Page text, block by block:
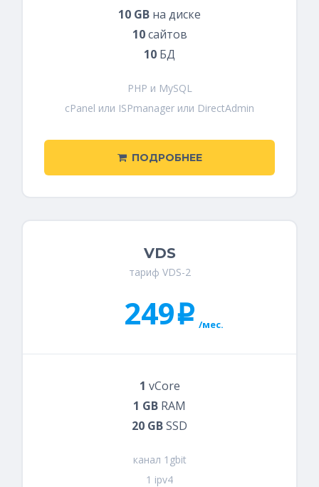
10 GB на диске
10сайтов
10 БД
PHP и MySQL
cPanel или ISPmanager или DirectAdmin
ПОДРОБНЕЕ
VDS
тариф VDS-2
249i /мес.
1 vCore
1 GB RAM
20 GBSSD
канал 1gbit
1 ipv4